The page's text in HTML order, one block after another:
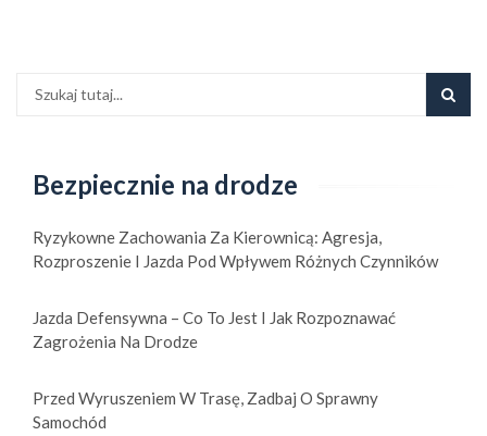
Bezpiecznie na drodze
Ryzykowne Zachowania Za Kierownicą: Agresja,
Rozproszenie I Jazda Pod Wpływem Różnych Czynników
Jazda Defensywna – Co To Jest I Jak Rozpoznawać
Zagrożenia Na Drodze
Przed Wyruszeniem W Trasę, Zadbaj O Sprawny
Samochód